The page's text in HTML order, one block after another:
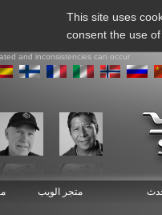
This site uses
consent the use of
and inconsistencies can occur
متجر الويب